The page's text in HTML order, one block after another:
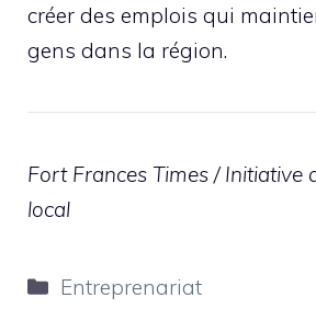
créer des emplois qui
gens dans la région.
Fort Frances Times / Initiative
local
Catégories
Entreprenariat